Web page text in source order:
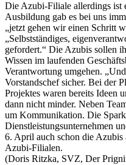
Die Azubi-Filiale allerdings ist
Ausbildung gab es bei uns
„jetzt gehen wir einen Schritt
„Selbstständiges,
gefordert.“ Die Azubis sollen
Wissen im laufenden
Verantwortung umgehen.
Vorstandschef sicher. Bei der
Projektes waren bereits Ideen
dann nicht minder. Neben
um Kommunikation. Die
Dienstleistungsunternehmen
6. April auch schon die
Azubi-Filialen.
(Doris Ritzka, SVZ, Der